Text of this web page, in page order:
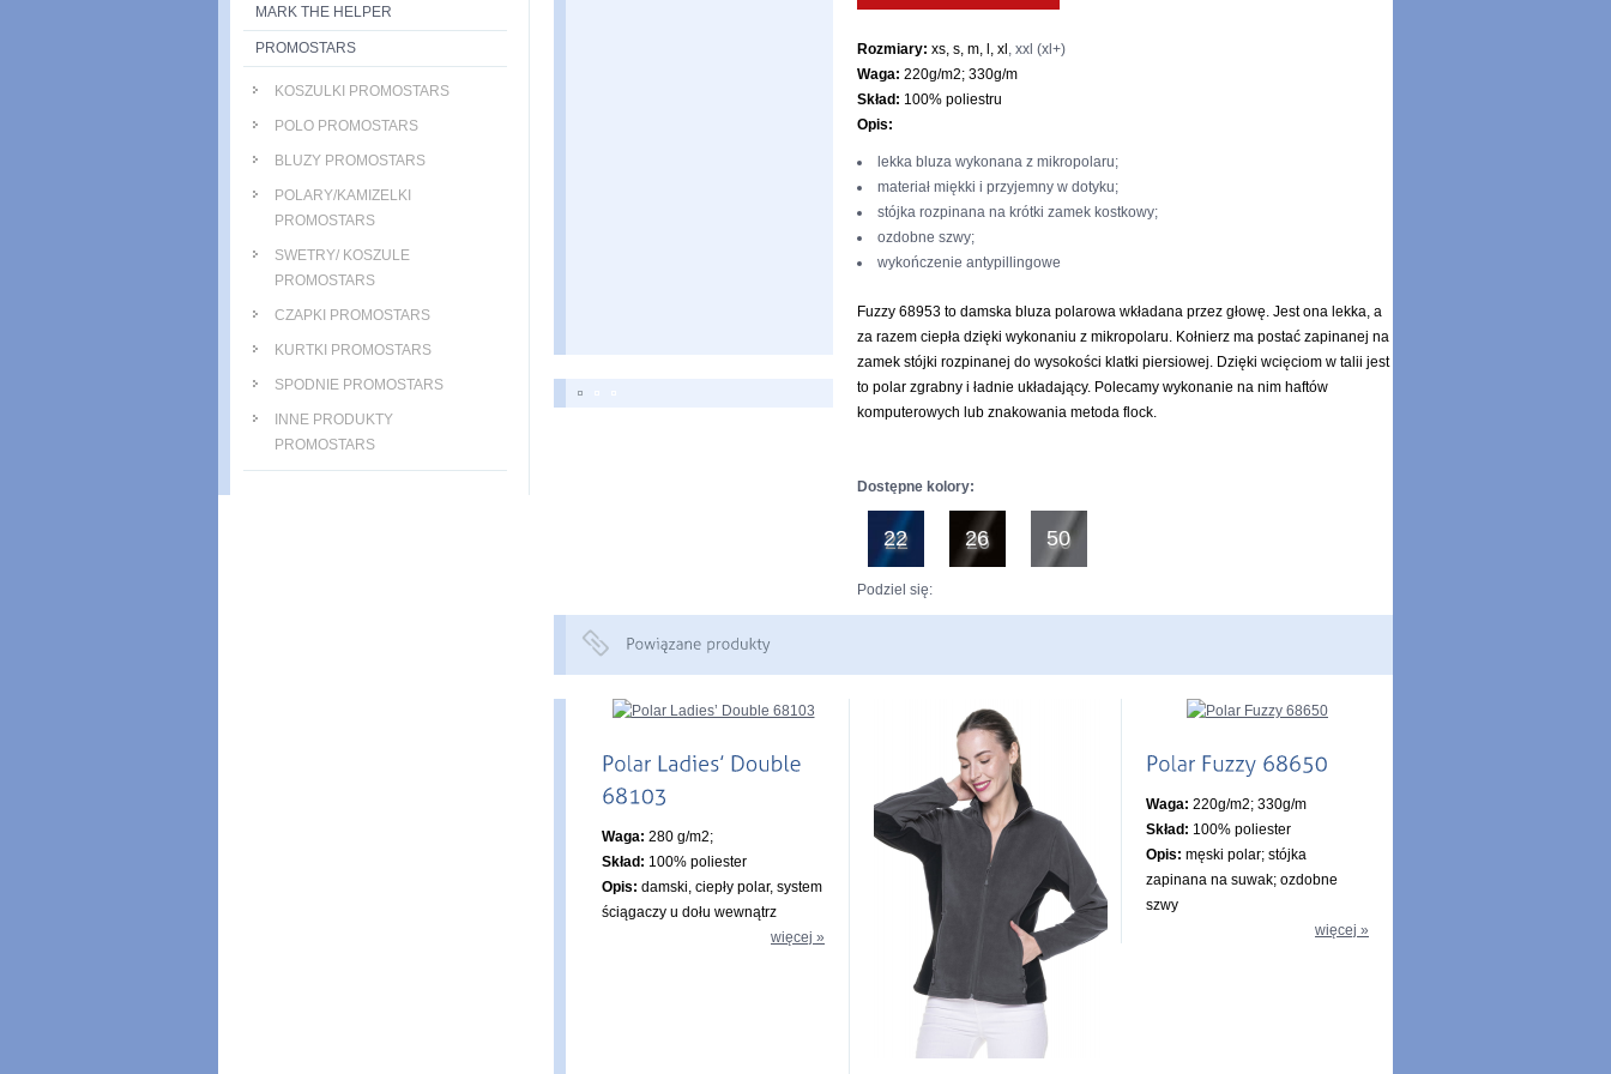
Rozmiary: xs, s, m, l, xl , xxl (xl+)
Waga: 220g/m2; 330g/m
Skład: 100% poliestru
Opis:
lekka bluza wykonana z mikropolaru;
materiał miękki i przyjemny w dotyku;
stójka rozpinana na krótki zamek kostkowy;
ozdobne szwy;
wykończenie antypillingowe
Fuzzy 68953 to damska bluza polarowa wkładana przez głowę. Jest ona lekka, a
za razem ciepła dzięki wykonaniu z mikropolaru. Kołnierz ma postać zapinanej na
zamek stójki rozpinanej do wysokości klatki piersiowej. Dzięki wcięciom w talii jest
to polar zgrabny i ładnie układający. Polecamy wykonanie na nim haftów
komputerowych lub znakowania metoda flock.
Dostępne kolory:
22 26 50
Podziel się:
Waga: 280 g/m2;
Skład: 100% poliester
Opis: damski, ciepły polar, system
ściągaczy u dołu wewnątrz
więcej »
Waga: 220g/m2; 330g/m
Skład: 100% poliester
Opis: męski polar; stójka
zapinana na suwak; ozdobne
szwy
więcej »
MARK THE HELPER
PROMOSTARS
KOSZULKI PROMOSTARS
POLO PROMOSTARS
BLUZY PROMOSTARS
POLARY/KAMIZELKI
PROMOSTARS
SWETRY/ KOSZULE
PROMOSTARS
CZAPKI PROMOSTARS
KURTKI PROMOSTARS
SPODNIE PROMOSTARS
INNE PRODUKTY
PROMOSTARS